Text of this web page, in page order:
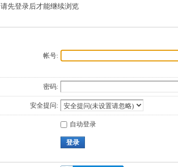
请先登录后才能继续浏览
帐号:
密码:
安全提问:
自动登录
登录